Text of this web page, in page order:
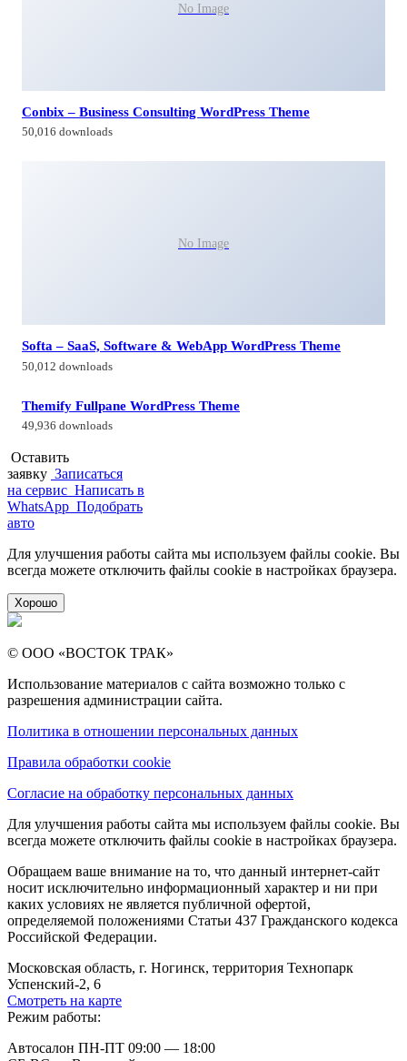
No Image
Conbix – Business Consulting WordPress Theme
50,016 downloads
No Image
Softa – SaaS, Software & WebApp WordPress Theme
50,012 downloads
Themify Fullpane WordPress Theme
49,936 downloads
Оставить
заявку Записаться
на сервис Написать в
WhatsApp Подобрать
авто
Для улучшения работы сайта мы используем файлы cookie. Вы
всегда можете отключить файлы cookie в настройках браузера.
Хорошо
© ООО «ВОСТОК ТРАК»
Использование материалов с сайта возможно только с
разрешения администрации сайта.
Политика в отношении персональных данных
Правила обработки cookie
Согласие на обработку персональных данных
Для улучшения работы сайта мы используем файлы cookie. Вы
всегда можете отключить файлы cookie в настройках браузера.
Обращаем ваше внимание на то, что данный интернет-сайт
носит исключительно информационный характер и ни при
каких условиях не является публичной офертой,
определяемой положениями Статьи 437 Гражданского кодекса
Российской Федерации.
Московская область, г. Ногинск, территория Технопарк
Успенский-2, 6
Смотреть на карте
Режим работы:
Автосалон ПН-ПТ 09:00 — 18:00